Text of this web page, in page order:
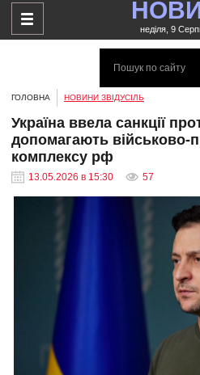
неділя, 9
ГОЛОВНА НОВИНИ ЗВІДУСІЛЬ
Україна ввела санкції
допомагають військово-
комплексу рф
13.05.2026 в 15:30 57